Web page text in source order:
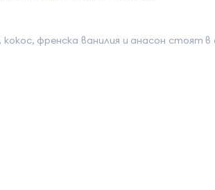
френска ванилия и анасон стоят